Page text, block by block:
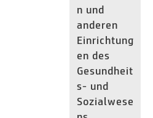
n und
anderen
Einrichtung
en des
Gesundheit
s- und
Sozialwese